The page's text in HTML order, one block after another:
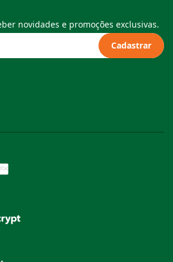
novidades e promoções exclusivas.
Cadastrar